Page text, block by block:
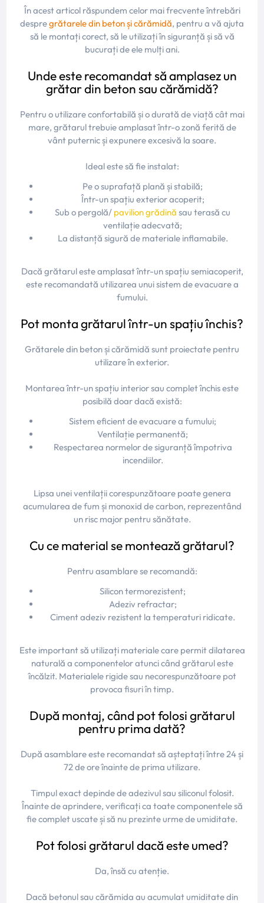
În acest articol răspundem celor mai frecvente întrebări
despregrătarele din beton și cărămidă, pentru a vă ajuta
să le montați corect, să le utilizați în siguranță și să vă
bucurați de ele mulți ani.
Unde este recomandat să amplasez un
grătar din beton sau cărămidă?
Pentru o utilizare confortabilă și o durată de viață cât mai
mare, grătarul trebuie amplasat într-o zonă ferită de
vânt puternic și expunere excesivă la soare.
Ideal este să fie instalat:
Pe o suprafață plană și stabilă;
Într-un spațiu exterior acoperit;
Sub o pergolă/ pavilion grădină sau terasă cu
ventilație adecvată;
La distanță sigură de materiale inflamabile.
Dacă grătarul este amplasat într-un spațiu semiacoperit,
este recomandată utilizarea unui sistem de evacuare a
fumului.
Pot monta grătarul într-un spațiu închis?
Grătarele din beton și cărămidă sunt proiectate pentru
utilizare în exterior.
Montarea într-un spațiu interior sau complet închis este
posibilă doar dacă există:
Sistem eficient de evacuare a fumului;
Ventilație permanentă;
Respectarea normelor de siguranță împotriva
incendiilor.
Lipsa unei ventilații corespunzătoare poate genera
acumularea de fum și monoxid de carbon, reprezentând
un risc major pentru sănătate.
Cu ce material se montează grătarul?
Pentru asamblare se recomandă:
Silicon termorezistent;
Adeziv refractar;
Ciment adeziv rezistent la temperaturi ridicate.
Este important să utilizați materiale care permit dilatarea
naturală a componentelor atunci când grătarul este
încălzit. Materialele rigide sau necorespunzătoare pot
provoca fisuri în timp.
După montaj, când pot folosi grătarul
pentru prima dată?
După asamblare este recomandat să așteptați între 24 și
72 de ore înainte de prima utilizare.
Timpul exact depinde de adezivul sau siliconul folosit.
Înainte de aprindere, verificați ca toate componentele să
fie complet uscate și să nu prezinte urme de umiditate.
Pot folosi grătarul dacă este umed?
Da, însă cu atenție.
Dacă betonul sau cărămida au acumulat umiditate din